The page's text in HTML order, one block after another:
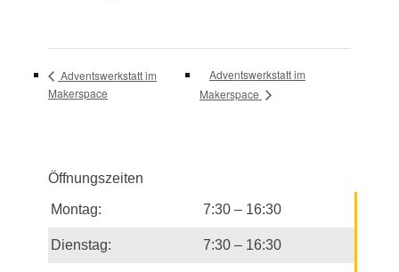
Adventswerkstatt im
Makerspace
Adventswerkstatt im
Makerspace
Öffnungszeiten
Montag: 7:30 – 16:30
Dienstag: 7:30 – 16:30